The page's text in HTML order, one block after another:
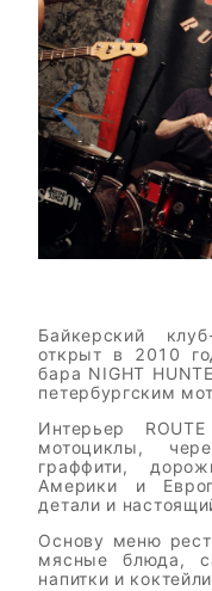
Байкерский
открыт в 2010
бара NIGHT
петербургским
Интерьер
мотоциклы,
граффити,
Америки и
детали и
Основу меню
мясные блюда,
напитки и